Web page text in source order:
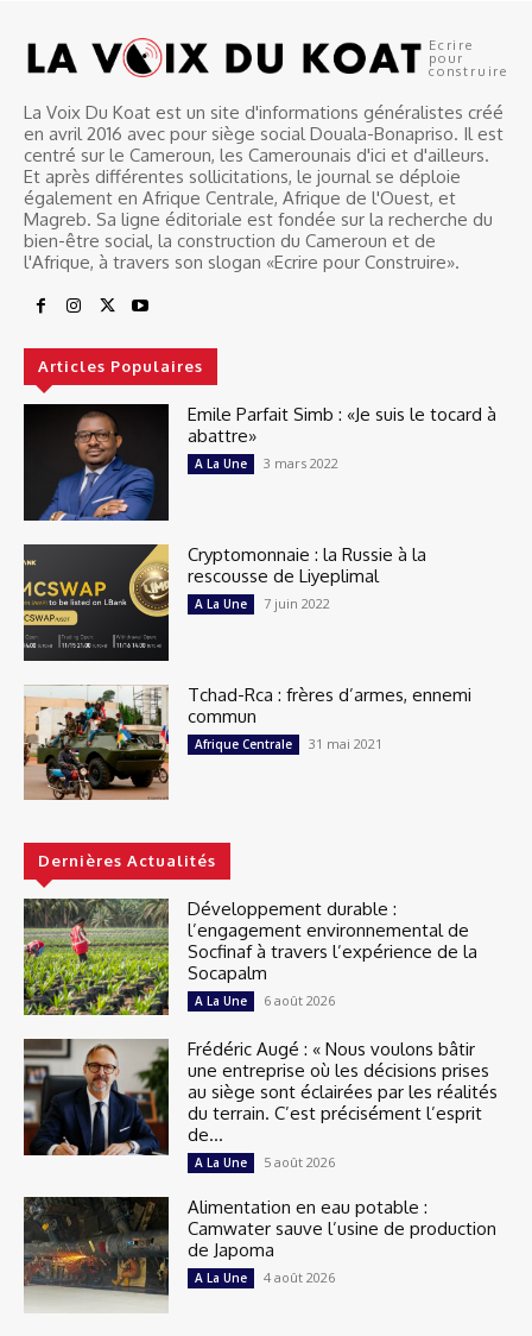
Ecrire
pour
construire
La Voix Du Koat est un site d'informations généralistes créé
en avril 2016 avec pour siège social Douala-Bonapriso. Il est
centré sur le Cameroun, les Camerounais d'ici et d'ailleurs.
Et après différentes sollicitations, le journal se déploie
également en Afrique Centrale, Afrique de l'Ouest, et
Magreb. Sa ligne éditoriale est fondée sur la recherche du
bien-être social, la construction du Cameroun et de
l'Afrique, à travers son slogan «Ecrire pour Construire».
Articles Populaires
Emile Parfait Simb : «Je suis le tocard à
abattre»
A La Une 3 mars 2022
Cryptomonnaie : la Russie à la
rescousse de Liyeplimal
A La Une 7 juin 2022
Tchad-Rca : frères d’armes, ennemi
commun
Afrique Centrale 31 mai 2021
Dernières Actualités
Développement durable :
l’engagement environnemental de
Socfinaf à travers l’expérience de la
Socapalm
A La Une 6 août 2026
Frédéric Augé : « Nous voulons bâtir
une entreprise où les décisions prises
au siège sont éclairées par les réalités
du terrain. C’est précisément l’esprit
de...
A La Une 5 août 2026
Alimentation en eau potable :
Camwater sauve l’usine de production
de Japoma
A La Une 4 août 2026